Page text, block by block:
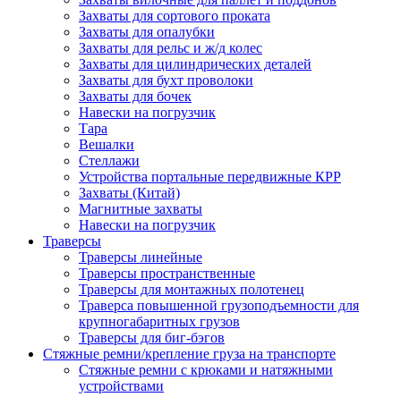
Захваты для сортового проката
Захваты для опалубки
Захваты для рельс и ж/д колес
Захваты для цилиндрических деталей
Захваты для бухт проволоки
Захваты для бочек
Навески на погрузчик
Тара
Вешалки
Стеллажи
Устройства портальные передвижные КРР
Захваты (Китай)
Магнитные захваты
Навески на погрузчик
Траверсы
Траверсы линейные
Траверсы пространственные
Траверсы для монтажных полотенец
Траверса повышенной грузоподъемности для
крупногабаритных грузов
Траверсы для биг-бэгов
Стяжные ремни/крепление груза на транспорте
Стяжные ремни с крюками и натяжными
устройствами